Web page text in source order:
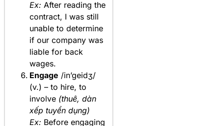
Ex: After reading the
contract, I was still
unable to determine
if our company was
liable for back
wages.
Engage /in’geidʒ/
(v.) – to hire, to
involve (thuê, dàn
xếp tuyển dụng)
Ex: Before engaging